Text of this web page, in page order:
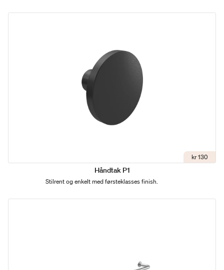
kr 130
Håndtak P1
Stilrent og enkelt med førsteklasses finish.